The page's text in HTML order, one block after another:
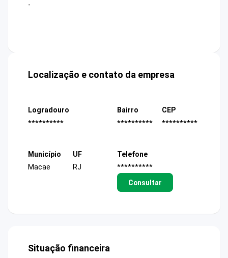
-
Localização e contato da empresa
Logradouro
**********
Bairro
**********
CEP
**********
Município
Macae
UF
RJ
Telefone
**********
Consultar
Situação financeira